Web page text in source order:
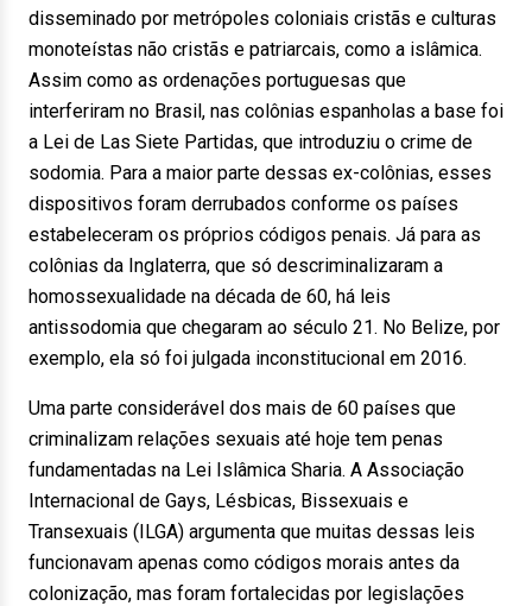
disseminado por metrópoles coloniais cristãs e culturas
monoteístas não cristãs e patriarcais, como a islâmica.
Assim como as ordenações portuguesas que
interferiram no Brasil, nas colônias espanholas a base foi
a Lei de Las Siete Partidas, que introduziu o crime de
sodomia. Para a maior parte dessas ex-colônias, esses
dispositivos foram derrubados conforme os países
estabeleceram os próprios códigos penais. Já para as
colônias da Inglaterra, que só descriminalizaram a
homossexualidade na década de 60, há leis
antissodomia que chegaram ao século 21. No Belize, por
exemplo, ela só foi julgada inconstitucional em 2016.
Uma parte considerável dos mais de 60 países que
criminalizam relações sexuais até hoje tem penas
fundamentadas na Lei Islâmica Sharia. A Associação
Internacional de Gays, Lésbicas, Bissexuais e
Transexuais (ILGA) argumenta que muitas dessas leis
funcionavam apenas como códigos morais antes da
colonização, mas foram fortalecidas por legislações